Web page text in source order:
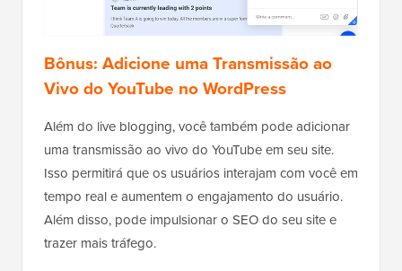
Bônus: Adicione uma Transmissão ao
Vivo do YouTube no WordPress
Além do live blogging, você também pode adicionar
uma transmissão ao vivo do YouTube em seu site.
Isso permitirá que os usuários interajam com você em
tempo real e aumentem o engajamento do usuário.
Além disso, pode impulsionar o SEO do seu site e
trazer mais tráfego.